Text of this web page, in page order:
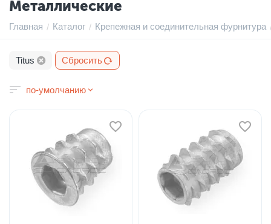
Металлические
Главная / Каталог / Крепежная и соединительная фурнитура
Titus Сбросить
по-умолчанию